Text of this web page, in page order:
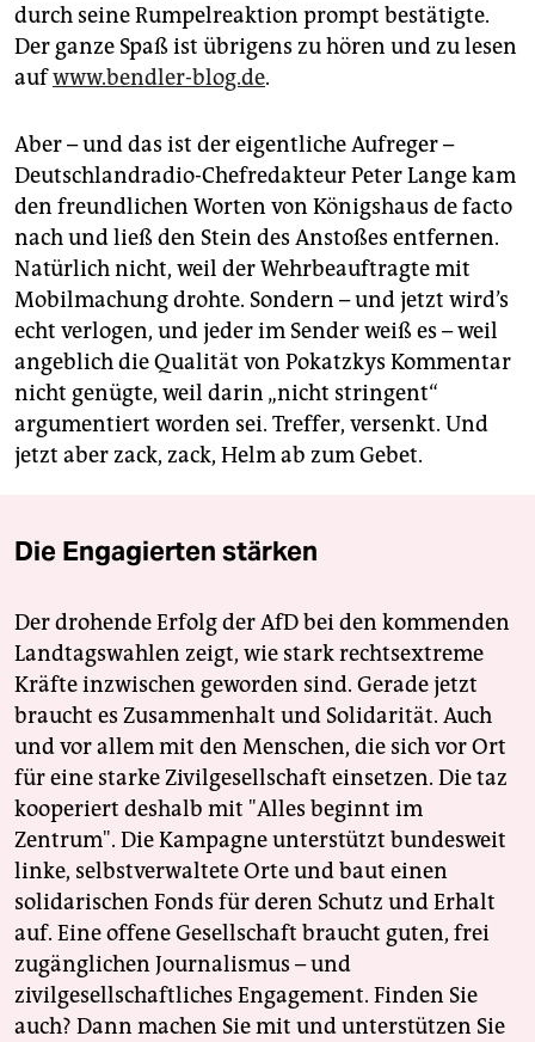
durch seine Rumpelreaktion prompt bestätigte.
Der ganze Spaß ist übrigens zu hören und zu lesen
aufwww.bendler-blog.de.
Aber – und das ist der eigentliche Aufreger –
Deutschlandradio-Chefredakteur Peter Lange kam
den freundlichen Worten von Königshaus de facto
nach und ließ den Stein des Anstoßes entfernen.
Natürlich nicht, weil der Wehrbeauftragte mit
Mobilmachung drohte. Sondern – und jetzt wird’s
echt verlogen, und jeder im Sender weiß es – weil
angeblich die Qualität von Pokatzkys Kommentar
nicht genügte, weil darin „nicht stringent“
argumentiert worden sei. Treffer, versenkt. Und
jetzt aber zack, zack, Helm ab zum Gebet.
Die Engagierten stärken
Der drohende Erfolg der AfD bei den kommenden
Landtagswahlen zeigt, wie stark rechtsextreme
Kräfte inzwischen geworden sind. Gerade jetzt
braucht es Zusammenhalt und Solidarität. Auch
und vor allem mit den Menschen, die sich vor Ort
für eine starke Zivilgesellschaft einsetzen. Die taz
kooperiert deshalb mit "Alles beginnt im
Zentrum". Die Kampagne unterstützt bundesweit
linke, selbstverwaltete Orte und baut einen
solidarischen Fonds für deren Schutz und Erhalt
auf. Eine offene Gesellschaft braucht guten, frei
zugänglichen Journalismus – und
zivilgesellschaftliches Engagement. Finden Sie
auch? Dann machen Sie mit und unterstützen Sie